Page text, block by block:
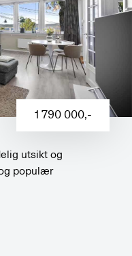
1 790 000,-
utsikt og
populær